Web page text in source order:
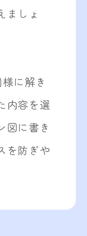
ましょ
に解き
内容を選
図に書き
を防ぎや